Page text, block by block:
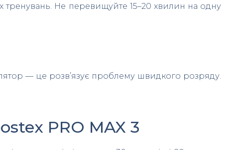
тренувань. Не перевищуйте 15–20 хвилин на одну
— це розв’язує проблему швидкого розряду.
PRO MAX 3